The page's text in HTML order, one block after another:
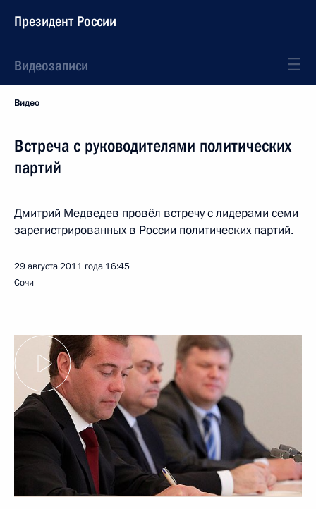
Президент России
Видеозаписи
Видео
Встреча с руководителями политических
партий
Дмитрий Медведев провёл встречу с лидерами семи
зарегистрированных в России политических партий.
29 августа 2011 года 16:45
Сочи